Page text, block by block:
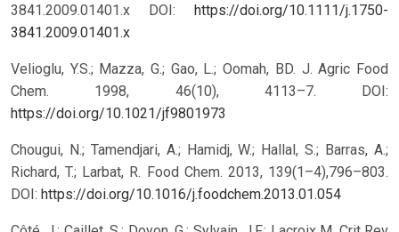
3841.2009.01401.x DOI: https://doi.org/10.1111/j.1750-
3841.2009.01401.x
Velioglu, Y.S.; Mazza, G.; Gao, L.; Oomah, BD. J. Agric Food
Chem. 1998, 46(10), 4113–7. DOI:
https://doi.org/10.1021/jf9801973
Chougui, N.; Tamendjari, A.; Hamidj, W.; Hallal, S.; Barras, A.;
Richard, T.; Larbat, R. Food Chem. 2013, 139(1–4),796–803.
DOI: https://doi.org/10.1016/j.foodchem.2013.01.054